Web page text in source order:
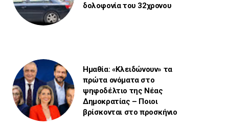
δολοφονία του 32χρονου
Ημαθία: «Κλειδώνουν» τα
πρώτα ονόματα στο
ψηφοδέλτιο της Νέας
Δημοκρατίας – Ποιοι
βρίσκονται στο προσκήνιο